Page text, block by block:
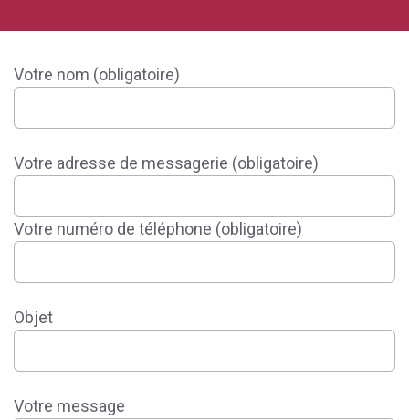
Votre nom (obligatoire)
Votre adresse de messagerie (obligatoire)
Votre numéro de téléphone (obligatoire)
Objet
Votre message